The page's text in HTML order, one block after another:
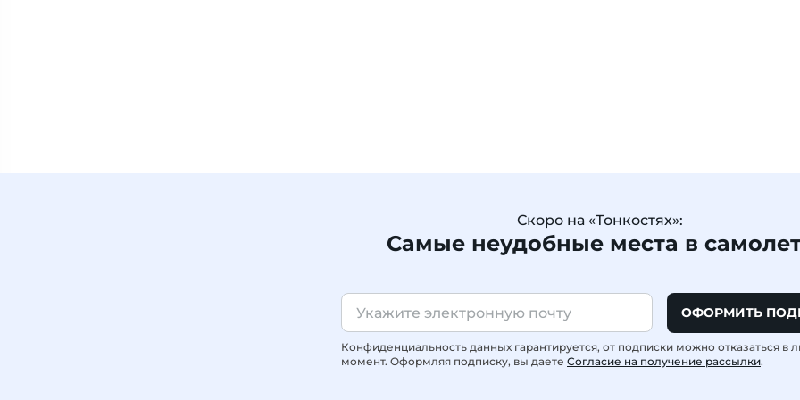
Скоро на «Тонкостях»:
Самые неудобные места в
ОФОРМИТЬ
Конфиденциальность данных гарантируется, от подписки можно отказаться в
момент. Оформляя подписку, вы даете Согласие на получение рассылки.